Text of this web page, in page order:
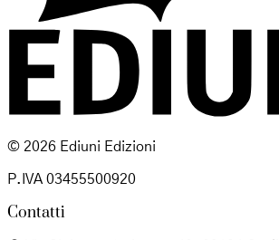
© 2026 Ediuni Edizioni
P.IVA 03455500920
Contatti